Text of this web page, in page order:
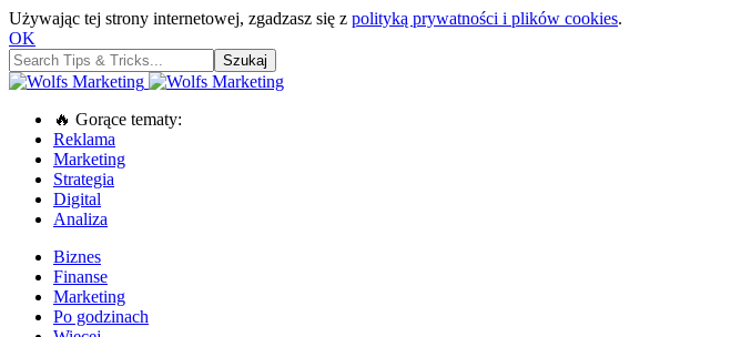
Używając tej strony internetowej, zgadzasz się z polityką prywatności i plików cookies.
OK
🔥 Gorące tematy:
Reklama
Marketing
Strategia
Digital
Analiza
Biznes
Finanse
Marketing
Po godzinach